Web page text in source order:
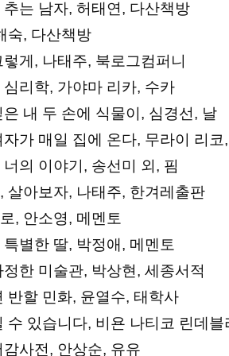
는 남자, 허태연, 다산책방
숙, 다산책방
게, 나태주, 북로그컴퍼니
리학, 가야마 리카, 수카
내 두 손에 식물이, 심경선, 날
가 매일 집에 온다, 무라이 리코
의 이야기, 송선미 외, 핌
살아보자, 나태주, 한겨레출판
, 안소영, 메멘토
별한 딸, 박정애, 메멘토
한 미술관, 박상현, 세종서적
반할 민화, 윤열수, 태학사
수 있습니다, 비욘 나티코 린데
사전, 안상순, 유유